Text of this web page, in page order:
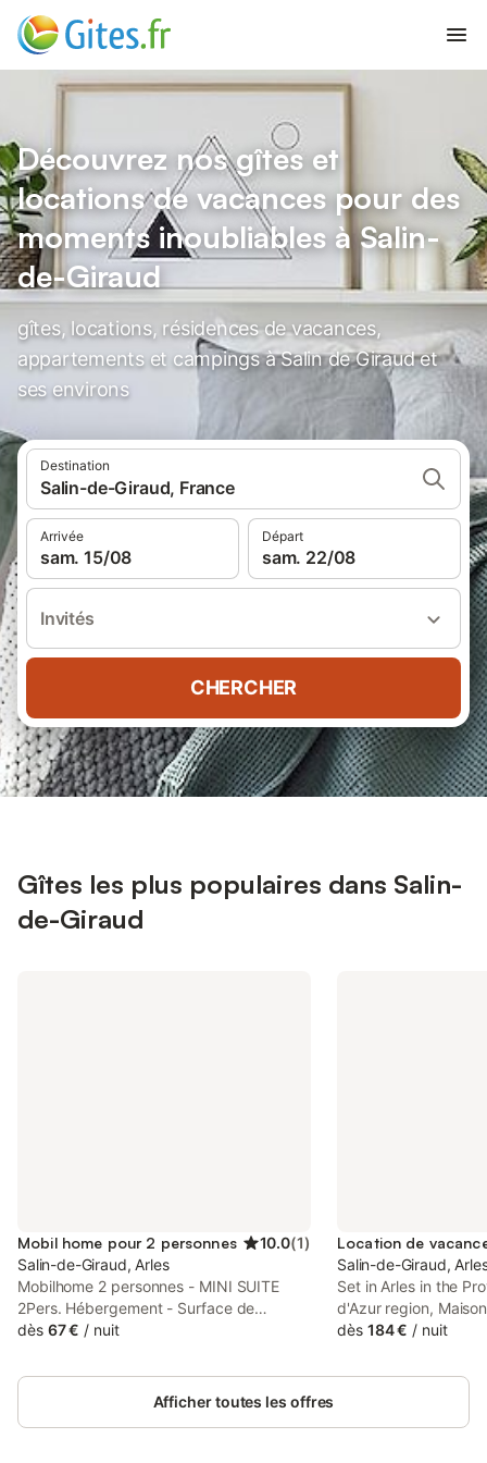
Découvrez nos gîtes et
locations de vacances pour des
moments inoubliables à Salin-
de-Giraud
gîtes, locations, résidences de vacances,
appartements et campings à Salin de Giraud et
ses environs
Destination
Salin-de-Giraud, France
Arrivée
sam. 15/08
Départ
sam. 22/08
Invités
CHERCHER
Gîtes les plus populaires dans Salin-
de-Giraud
Mobil home pour 2 personnes 10.0(1)
Salin-de-Giraud, Arles
Mobilhome 2 personnes - MINI SUITE
2Pers. Hébergement - Surface de
l'hébergement: 22m² - Nombre de
1 - Nombre de toilettes: 1 - Terrasse non
couverte - 1 séjour: 1 lit double
dès 67 € / nuit
Salin-de-Giraud,
Set in Arles in the
d'Azur region,
quartier calme, vue
dès 184 € / nuit
Afficher toutes les offres